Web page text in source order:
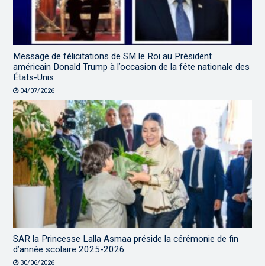
Message de félicitations de SM le Roi au Président
américain Donald Trump à l’occasion de la fête nationale des
États-Unis
04/07/2026
SAR la Princesse Lalla Asmaa préside la cérémonie de fin
d’année scolaire 2025-2026
30/06/2026